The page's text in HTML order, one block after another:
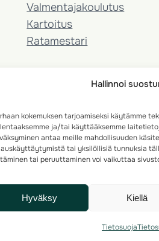
Hallinnoi
kokemuksen tarjoamiseksi käytämme
ja/tai käyttääksemme
antaa meille mahdollisuuden
tai yksilöllisiä tunnuksia
tai peruuttaminen voi vaikuttaa
Hyväksy Kiellä
Tietosuoja
Valmentaja­koulutus
Kartoitus
Ratamestari